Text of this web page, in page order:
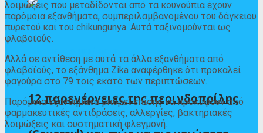
12 παρενέργειες της περινδοπρίλης
λοιμώξεις που μεταδίδονται από τα κουνούπια έχουν
παρόμοια εξανθήματα, συμπεριλαμβανομένου του δάγκειου
πυρετού και του chikungunya. Αυτά ταξινομούνται ως
φλαβοϊούς.
Αλλά σε αντίθεση με αυτά τα άλλα εξανθήματα από
φλαβοϊούς, το εξάνθημα Zika αναφέρθηκε ότι προκαλεί
φαγούρα στο 79 τοις εκατό των περιπτώσεων.
Παρόμοια εξανθήματα μπορεί επίσης να προκύψουν από
φαρμακευτικές αντιδράσεις, αλλεργίες, βακτηριακές
λοιμώξεις και συστηματική φλεγμονή.